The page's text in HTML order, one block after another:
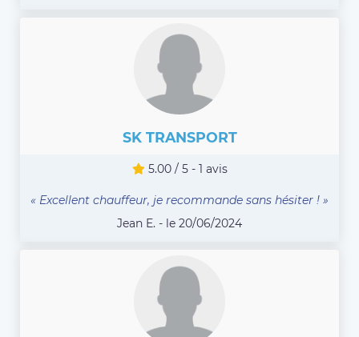
SK TRANSPORT
5.00 / 5 - 1 avis
« Excellent chauffeur, je recommande sans hésiter ! »
Jean E. - le 20/06/2024